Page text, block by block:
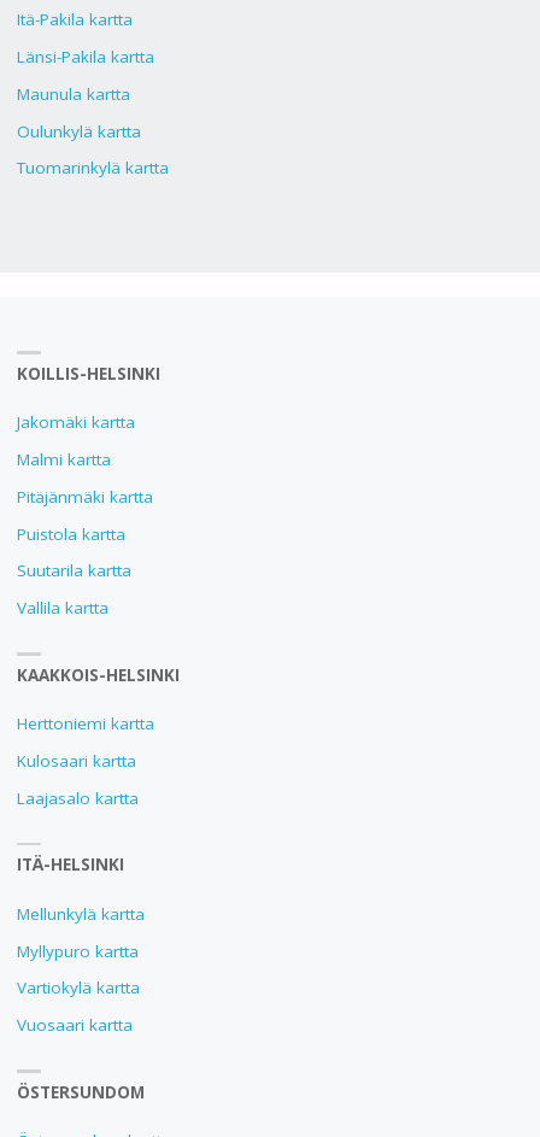
Itä-Pakila kartta
Länsi-Pakila kartta
Maunula kartta
Oulunkylä kartta
Tuomarinkylä kartta
KOILLIS-HELSINKI
Jakomäki kartta
Malmi kartta
Pitäjänmäki kartta
Puistola kartta
Suutarila kartta
Vallila kartta
KAAKKOIS-HELSINKI
Herttoniemi kartta
Kulosaari kartta
Laajasalo kartta
ITÄ-HELSINKI
Mellunkylä kartta
Myllypuro kartta
Vartiokylä kartta
Vuosaari kartta
ÖSTERSUNDOM